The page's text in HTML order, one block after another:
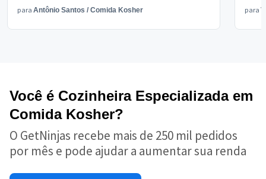
para Antônio Santos / Comida Kosher para
Você é Cozinheira Especializada em
Comida Kosher?
O GetNinjas recebe mais de 250 mil pedidos
por mês e pode ajudar a aumentar sua renda